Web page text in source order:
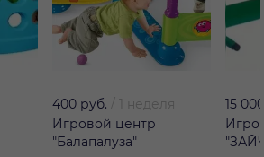
400 руб.
1 неделя
Игровой центр
"Балапалуза"
15